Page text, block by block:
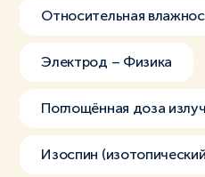
Относительная
Электрод – Физика
Поглощённая доза
Изоспин